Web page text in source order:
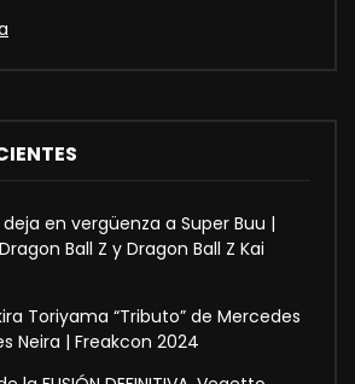
en vergüenza a Super Buu |
Ball Z y Dragon Ball Z Kai
Toriyama “Tributo” de Mercedes
Neira | Freakcon 2024